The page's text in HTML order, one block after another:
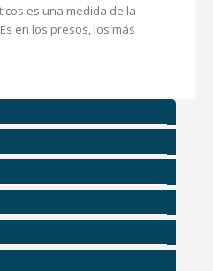
es una medida de la
en los presos, los más